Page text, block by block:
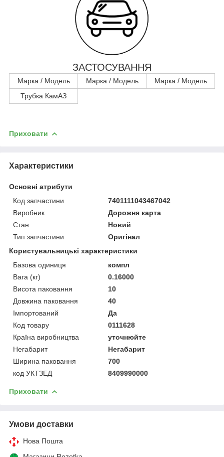
ЗАСТОСУВАННЯ
Марка / Модель Марка / Модель
Марка / Модель
Трубка КамАЗ
Приховати
Характеристики
Основні атрибути
Код запчастини
7401111043467042
Виробник
Дорожня карта
Стан
Новий
Тип запчастини
Оригінал
Користувальницькі характеристики
Базова одиниця
компл
Вага (кг)
0.16000
Висота паковання
10
Довжина паковання
40
Імпортований
Да
Код товару
0111628
Країна виробництва
уточнюйте
Негабарит
Негабарит
Ширина паковання
700
код УКТЗЕД
8409990000
Приховати
Умови доставки
Нова Пошта